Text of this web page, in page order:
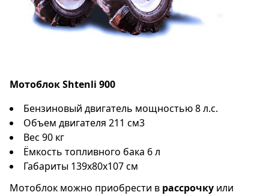
Мотоблок Shtenli 900
Бензиновый двигатель мощностью 8 л.с.
Объем двигателя 211 см3
Вес 90 кг
Ёмкость топливного бака 6 л
Габариты 139x80x107 см
Мотоблок можно приобрести в рассрочку или